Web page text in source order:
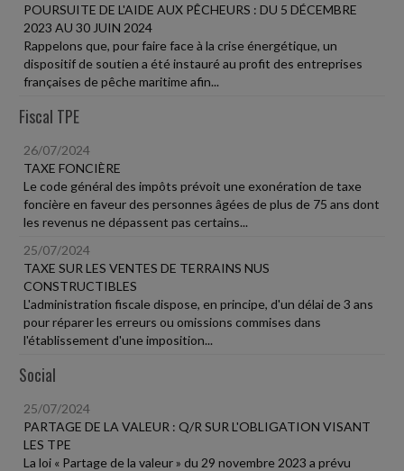
POURSUITE DE L'AIDE AUX PÊCHEURS : DU 5 DÉCEMBRE
2023 AU 30 JUIN 2024
Rappelons que, pour faire face à la crise énergétique, un
dispositif de soutien a été instauré au profit des entreprises
françaises de pêche maritime afin...
Fiscal TPE
26/07/2024
TAXE FONCIÈRE
Le code général des impôts prévoit une exonération de taxe
foncière en faveur des personnes âgées de plus de 75 ans dont
les revenus ne dépassent pas certains...
25/07/2024
TAXE SUR LES VENTES DE TERRAINS NUS
CONSTRUCTIBLES
L'administration fiscale dispose, en principe, d'un délai de 3 ans
pour réparer les erreurs ou omissions commises dans
l'établissement d'une imposition...
Social
25/07/2024
PARTAGE DE LA VALEUR : Q/R SUR L'OBLIGATION VISANT
LES TPE
La loi « Partage de la valeur » du 29 novembre 2023 a prévu